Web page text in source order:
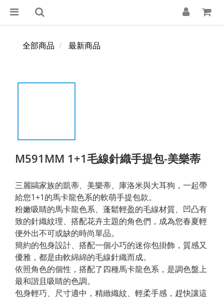
全部商品 最新商品
M591MM 1+1毛線針織手提包-美樂蒂
三麗鷗家族的凱蒂、美樂蒂、庫洛米與大耳狗，一起帶
給您1+1的馬卡龍色系的軟萌手提包款。
粉嫩吸睛的馬卡龍色系、蓬鬆輕盈的毛線材質、凹凸有
致的針織紋理、搭配花卉主題的角色們，成為您春夏輕
便外出不可或缺的時尚單品。
簡約的包身設計、搭配一個小巧的迷你包掛飾，質感又
優雅，都是由軟綿綿的毛線針織而成。
依照角色的個性，搭配了四種馬卡龍色系，是調色盤上
最和諧且吸睛的色調。
包身輕巧、尺寸適中，精緻織紋、輕柔手感，趕快讓這